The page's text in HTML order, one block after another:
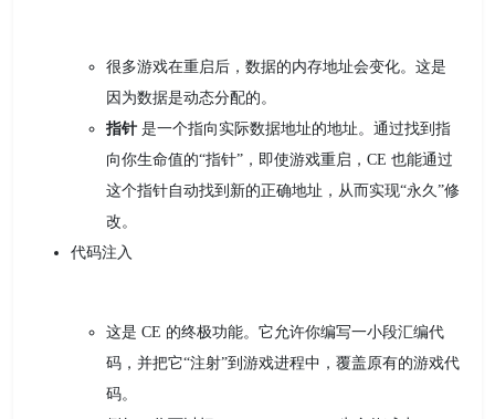
很多游戏在重启后，数据的内存地址会变化。这是
因为数据是动态分配的。
指针 是一个指向实际数据地址的地址。通过找到指
向你生命值的“指针”，即使游戏重启，CE 也能通过
这个指针自动找到新的正确地址，从而实现“永久”修
改。
代码注入
这是 CE 的终极功能。它允许你编写一小段汇编代
码，并把它“注射”到游戏进程中，覆盖原有的游戏代
码。